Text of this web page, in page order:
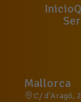
Inicio
Mallorca
C/ d'Aragó,